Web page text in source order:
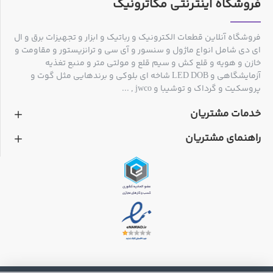
traces that will be narrower than the dimensions cited. If
even narrower trace widths
are required, the ink can be applied using a fine artist’s
brush or pen. A stencil can also
is also available in bulk form in a 100 gram bottle for large-
The unopened CW2200 Conductive Ink Pens have a shelf-
appears on a sticker
فروشگاه اینترنتی مکاترونیک
فروشگاه آنلاین قطعات الکترونیک و رباتیک و ابزار و تجهیزات برق و ال
ای دی شامل انواع ماژول و سنسور و آی سی و ترانزیستور و مقاومت و
خازن و هویه و قلع کش و سیم قلع و مولتی متر و منبع تغذیه
آزمایشگاهی و LED DOB شاخه ای بلوکی و برندهایی مثل گوت و
پروسکیت و گرداک و توشیبا و jwco , ...
خدمات مشتریان
راهنمای مشتریان